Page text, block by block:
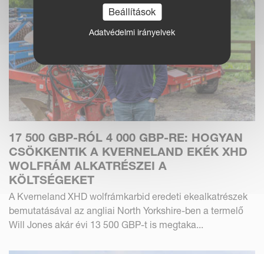
17 500 GBP-RÓL 4 000 GBP-RE: HOGYAN
CSÖKKENTIK A KVERNELAND EKÉK XHD
WOLFRÁM ALKATRÉSZEI A
KÖLTSÉGEKET
A Kverneland XHD wolfrámkarbid eredeti ekealkatrészek
bemutatásával az angliai North Yorkshire-ben a termelő
Will Jones akár évi 13 500 GBP-t is megtaka...
Beállítások
Adatvédelmi irányelvek